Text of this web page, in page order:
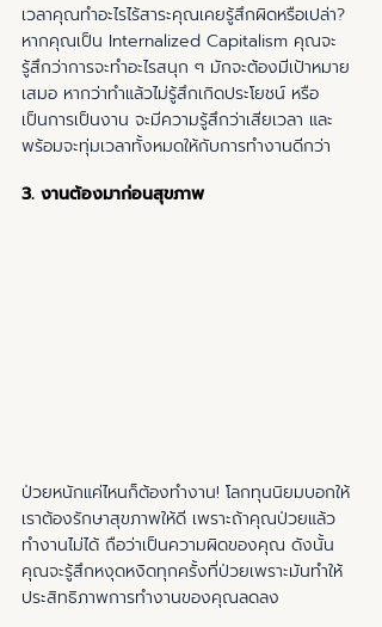
เวลาคุณทำอะไรไร้สาระคุณเคยรู้สึกผิดหรือเปล่า?
หากคุณเป็น Internalized Capitalism คุณจะ
รู้สึกว่าการจะทำอะไรสนุก ๆ มักจะต้องมีเป้าหมาย
เสมอ หากว่าทำแล้วไม่รู้สึกเกิดประโยชน์ หรือ
เป็นการเป็นงาน จะมีความรู้สึกว่าเสียเวลา และ
พร้อมจะทุ่มเวลาทั้งหมดให้กับการทำงานดีกว่า
3. งานต้องมาก่อนสุขภาพ
ป่วยหนักแค่ไหนก็ต้องทำงาน! โลกทุนนิยมบอกให้
เราต้องรักษาสุขภาพให้ดี เพราะถ้าคุณป่วยแล้ว
ทำงานไม่ได้ ถือว่าเป็นความผิดของคุณ ดังนั้น
คุณจะรู้สึกหงุดหงิดทุกครั้งที่ป่วยเพราะมันทำให้
ประสิทธิภาพการทำงานของคุณลดลง